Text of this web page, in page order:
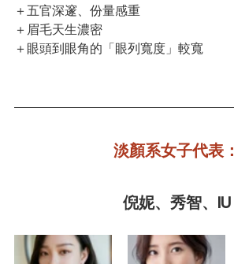
＋五官深邃、份量感重
＋眉毛天生濃密
＋眼頭到眼角的「眼列寬度」較寬
淡顏系女子代表：
倪妮、秀智、IU